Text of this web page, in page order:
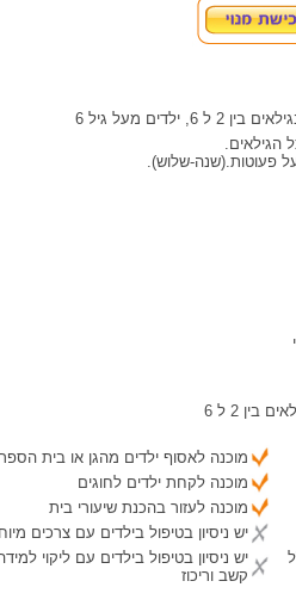
הגילאים.
פעוטות.(שנה-שלוש).
מוכנה לאסוף ילדים מהגן או בית הספר
מוכנה לקחת ילדים לחוגים
מוכנה לעזור בהכנת שיעורי בית
יש ניסיון בטיפול בילדים עם צרכים
יש ניסיון בטיפול בילדים עם ליקוי
קשב וריכוז